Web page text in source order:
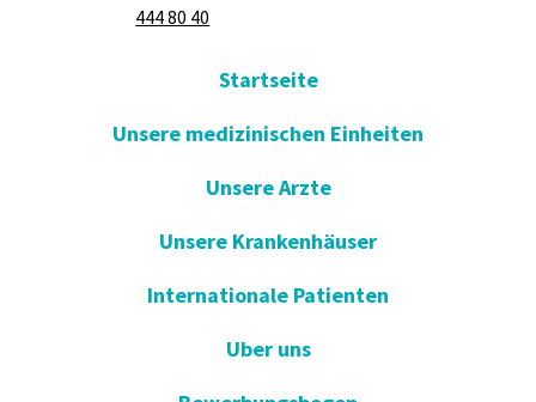
444 80 40
Startseite
Unsere medizinischen Einheiten
Unsere Arzte
Unsere Krankenhäuser
Internationale Patienten
Uber uns